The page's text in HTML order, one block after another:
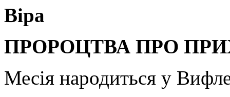
Віра
ПРОРОЦТВА ПРО
Месія народиться у